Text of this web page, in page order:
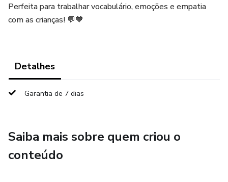
Perfeita para trabalhar vocabulário, emoções e empatia
com as crianças! 💬🧡
Detalhes
Garantia de 7 dias
Saiba mais sobre quem criou o
conteúdo